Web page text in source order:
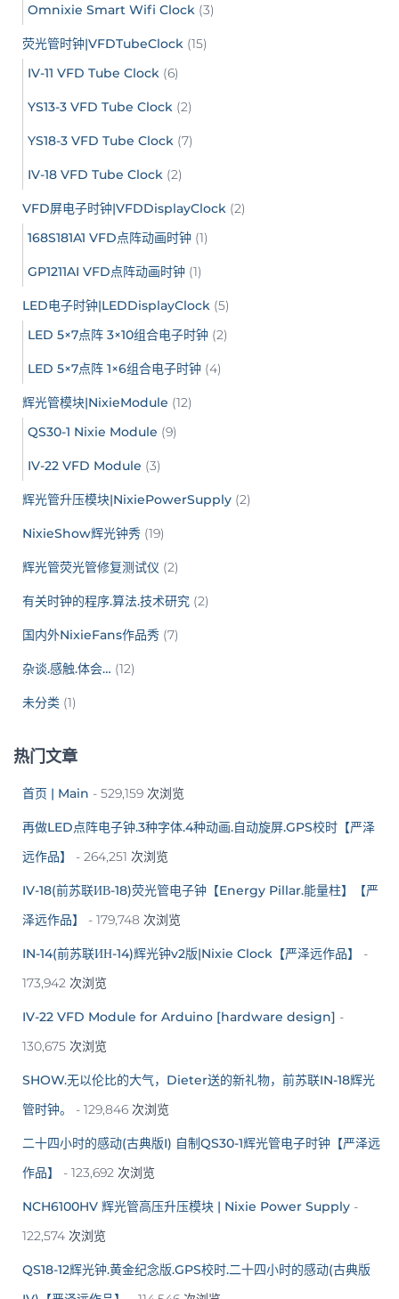
Omnixie Smart Wifi Clock (3)
荧光管时钟|VFDTubeClock (15)
IV-11 VFD Tube Clock (6)
YS13-3 VFD Tube Clock (2)
YS18-3 VFD Tube Clock (7)
IV-18 VFD Tube Clock (2)
VFD屏电子时钟|VFDDisplayClock (2)
168S181A1 VFD点阵动画时钟 (1)
GP1211AI VFD点阵动画时钟 (1)
LED电子时钟|LEDDisplayClock (5)
LED 5×7点阵 3×10组合电子时钟 (2)
LED 5×7点阵 1×6组合电子时钟 (4)
辉光管模块|NixieModule (12)
QS30-1 Nixie Module (9)
IV-22 VFD Module (3)
辉光管升压模块|NixiePowerSupply (2)
NixieShow辉光钟秀 (19)
辉光管荧光管修复测试仪 (2)
有关时钟的程序.算法.技术研究 (2)
国内外NixieFans作品秀 (7)
杂谈.感触.体会… (12)
未分类 (1)
热门文章
首页 | Main - 529,159 次浏览
再做LED点阵电子钟.3种字体.4种动画.自动旋屏.GPS校时【严泽
远作品】
- 264,251 次浏览
IV-18(前苏联ИВ-18)荧光管电子钟【Energy Pillar.能量柱】【严
泽远作品】
- 179,748 次浏览
IN-14(前苏联ИН-14)辉光钟v2版|Nixie Clock【严泽远作品】
-
173,942 次浏览
IV-22 VFD Module for Arduino [hardware design] -
130,675 次浏览
SHOW.无以伦比的大气，Dieter送的新礼物，前苏联IN-18辉光
管时钟。
- 129,846 次浏览
二十四小时的感动(古典版I) 自制QS30-1辉光管电子时钟【严泽远
作品】
- 123,692 次浏览
NCH6100HV 辉光管高压升压模块 | Nixie Power Supply -
122,574 次浏览
QS18-12辉光钟.黄金纪念版.GPS校时.二十四小时的感动(古典版